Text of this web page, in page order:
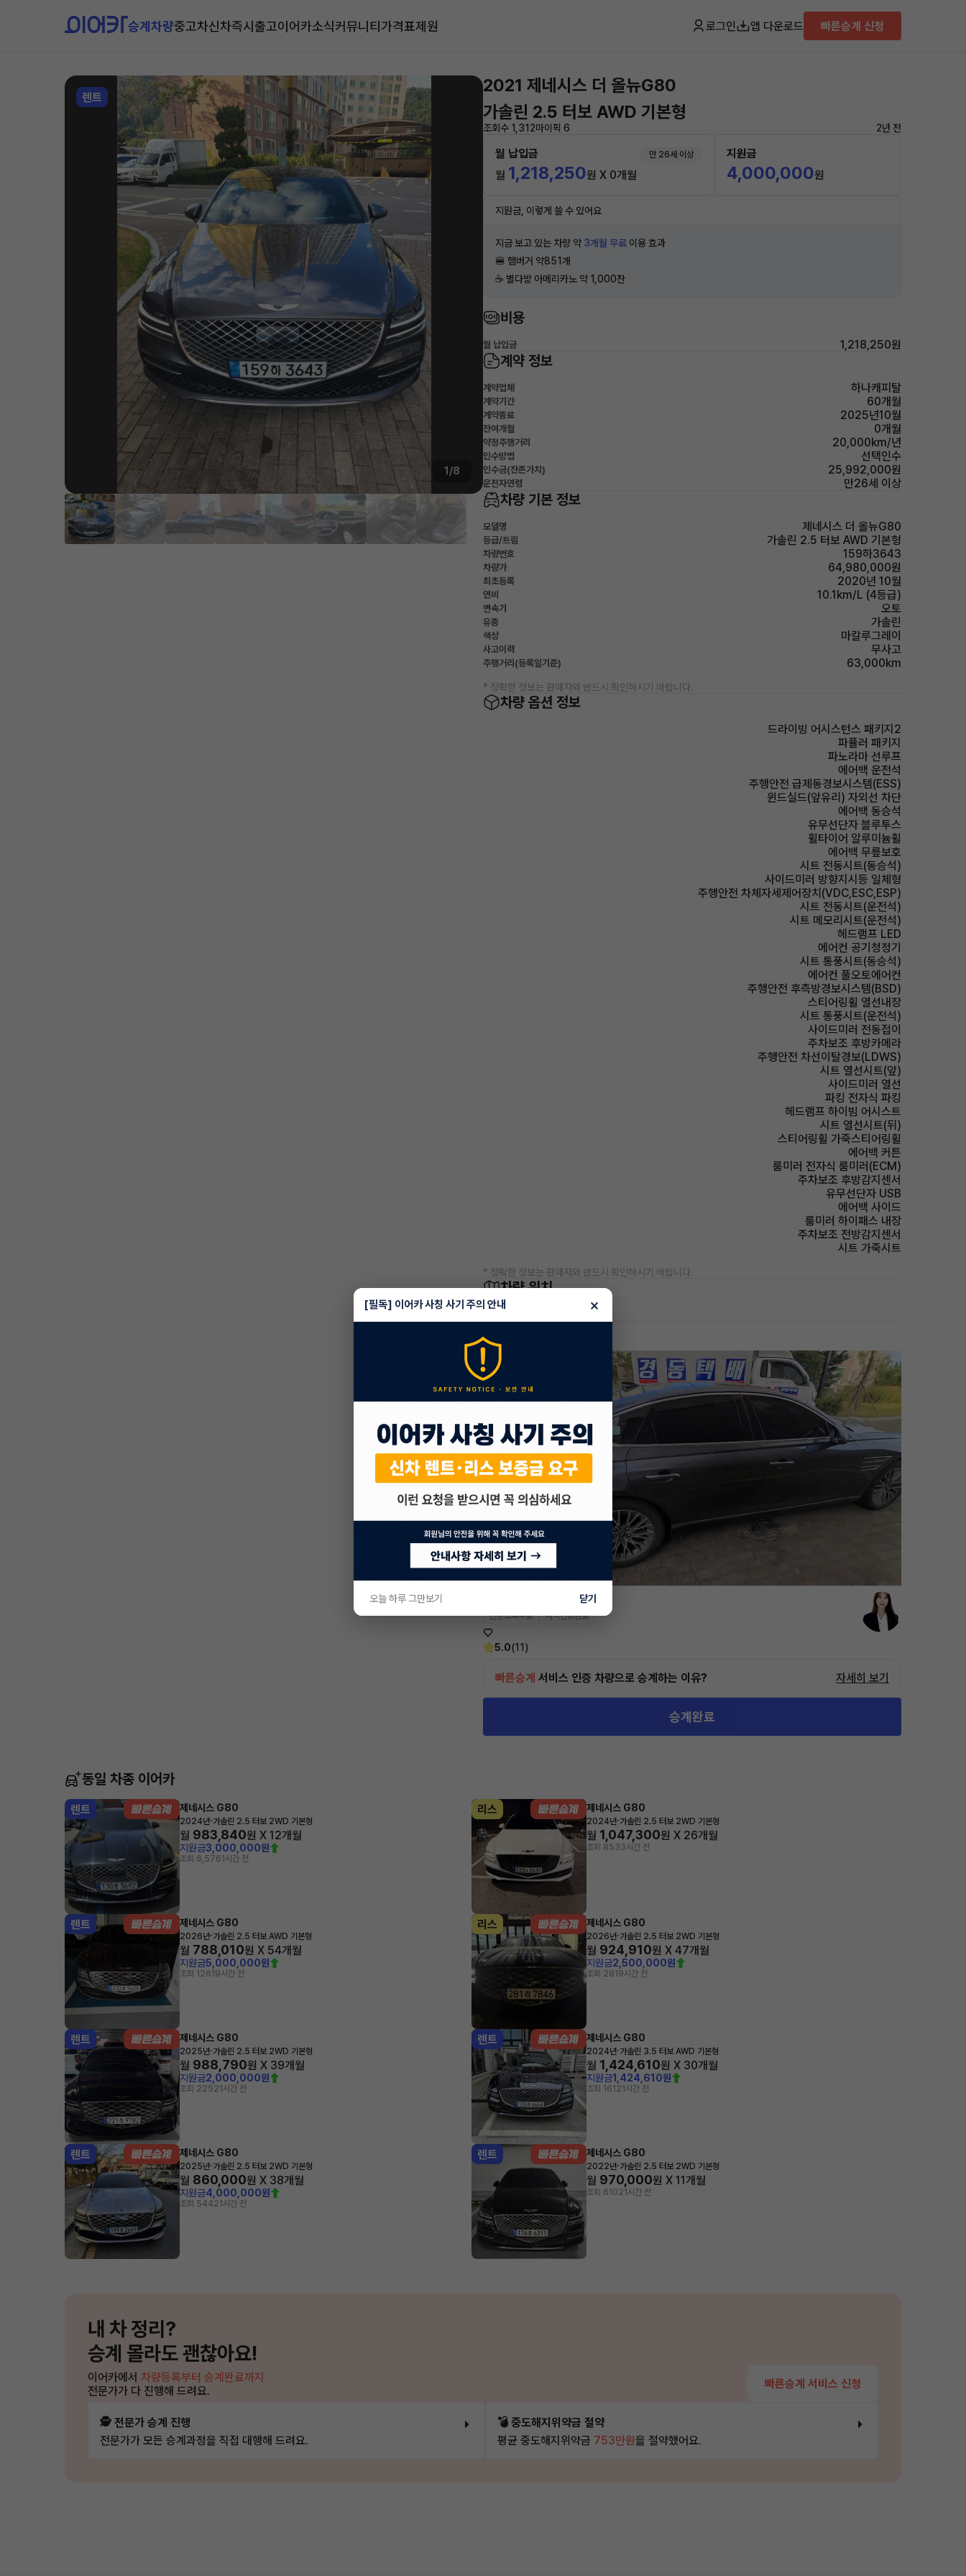
승계차량중고차신차즉시출고이어카소식커뮤니티가격표제원 로그인 앱 다운로드 빠른승계 신청
렌트
1/8
2021 제네시스 더 올뉴G80
가솔린 2.5 터보 AWD 기본형
조회수 1,312마이픽 6 2년 전
월 납입금 만 26세 이상
월 1,218,250원 X 0개월
지원금
4,000,000원
지원금, 이렇게 쓸 수 있어요
지금 보고 있는 차량 약 3개월 무료 이용 효과
🍔 햄버거 약851개
☕️ 별다방 아메리카노 약 1,000잔
비용
월 납입금 1,218,250원
계약 정보
계약업체 하나캐피탈
계약기간 60개월
계약종료 2025년10월
잔여개월 0개월
약정주행거리 20,000km/년
인수방법 선택인수
인수금(잔존가치) 25,992,000원
운전자연령 만26세 이상
차량 기본 정보
모델명 제네시스 더 올뉴G80
등급/트림 가솔린 2.5 터보 AWD 기본형
차량번호 159하3643
차량가 64,980,000원
최초등록 2020년 10월
연비 10.1km/L (4등급)
변속기 오토
유종 가솔린
색상 마칼루그레이
사고이력 무사고
주행거리(등록일기준) 63,000km
* 정확한 정보는 판매자와 반드시 확인하시기 바랍니다.
차량 옵션 정보
드라이빙 어시스턴스 패키지2
파퓰러 패키지
파노라마 선루프
에어백 운전석
주행안전 급제동경보시스템(ESS)
윈드실드(앞유리) 자외선 차단
에어백 동승석
유무선단자 블루투스
휠타이어 알루미늄휠
에어백 무릎보호
시트 전동시트(동승석)
사이드미러 방향지시등 일체형
주행안전 차체자세제어장치(VDC,ESC,ESP)
시트 전동시트(운전석)
시트 메모리시트(운전석)
헤드램프 LED
에어컨 공기청정기
시트 통풍시트(동승석)
에어컨 풀오토에어컨
주행안전 후측방경보시스템(BSD)
스티어링휠 열선내장
시트 통풍시트(운전석)
사이드미러 전동접이
주차보조 후방카메라
주행안전 차선이탈경보(LDWS)
시트 열선시트(앞)
사이드미러 열선
파킹 전자식 파킹
헤드램프 하이빔 어시스트
시트 열선시트(뒤)
스티어링휠 가죽스티어링휠
에어백 커튼
룸미러 전자식 룸미러(ECM)
주차보조 후방감지센서
유무선단자 USB
에어백 사이드
룸미러 하이패스 내장
주차보조 전방감지센서
시트 가죽시트
* 정확한 정보는 판매자와 반드시 확인하시기 바랍니다.
차량 위치
부산
전문교육수료 자격인증완료
♡
5.0(11)
빠른승계 서비스 인증 차량으로 승계하는 이유? 자세히 보기
승계완료
동일 차종 이어카
렌트 제네시스 G80
2024년·가솔린 2.5 터보 2WD 기본형
월 983,840원 X 12개월
지원금3,000,000원
조회 6,5761시간 전
리스 제네시스 G80
2024년·가솔린 2.5 터보 2WD 기본형
월 1,047,300원 X 26개월
조회 8533시간 전
렌트 제네시스 G80
2026년·가솔린 2.5 터보 AWD 기본형
월 788,010원 X 54개월
지원금5,000,000원
조회 12619시간 전
리스 제네시스 G80
2026년·가솔린 2.5 터보 2WD 기본형
월 924,910원 X 47개월
지원금2,500,000원
조회 2819시간 전
렌트 제네시스 G80
2025년·가솔린 2.5 터보 2WD 기본형
월 988,790원 X 39개월
지원금2,000,000원
조회 22521시간 전
렌트 제네시스 G80
2024년·가솔린 3.5 터보 AWD 기본형
월 1,424,610원 X 30개월
지원금1,424,610원
조회 161 21시간 전
렌트 제네시스 G80
2025년·가솔린 2.5 터보 2WD 기본형
월 860,000원 X 38개월
지원금4,000,000원
조회 54421시간 전
렌트 제네시스 G80
2022년·가솔린 2.5 터보 2WD 기본형
월 970,000원 X 11 개월
조회 61021시간 전
내 차 정리?
승계 몰라도 괜찮아요!
이어카에서 차량등록부터 승계완료까지
전문가가 다 진행해 드려요.
빠른승계 서비스 신청
🕵️ 전문가 승계 진행
전문가가 모든 승계과정을 직접 대행해 드려요.
💣 중도해지위약금 절약
평균 중도해지위약금 753만원을 절약했어요.
[필독] 이어카 사칭 사기 주의 안내 ×
오늘 하루 그만보기 닫기